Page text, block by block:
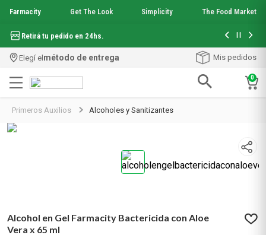
Farmacity Get The Look Simplicity The Food Market
Retirá tu pedido en 24hs. Hasta 6
Elegí elmétodo de entrega Mis pedidos
0
Primeros Auxilios Alcoholes y Sanitizantes
Alcohol en Gel Farmacity Bactericida con Aloe
Vera x 65 ml
2.
8. protector solar
9.serum elvive